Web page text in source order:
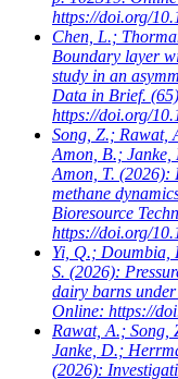
https://doi.org/
Chen, L.;
Boundary layer
study in an
Data in Brief.
https://doi.org/
Song, Z.; Rawat,
Amon, B.;
Amon, T. (2026):
methane
Bioresource
https://doi.org/
Yi, Q.; Doumbia,
S. (2026):
dairy barns
Online: https://
Rawat, A.; Song,
Janke, D.;
(2026):